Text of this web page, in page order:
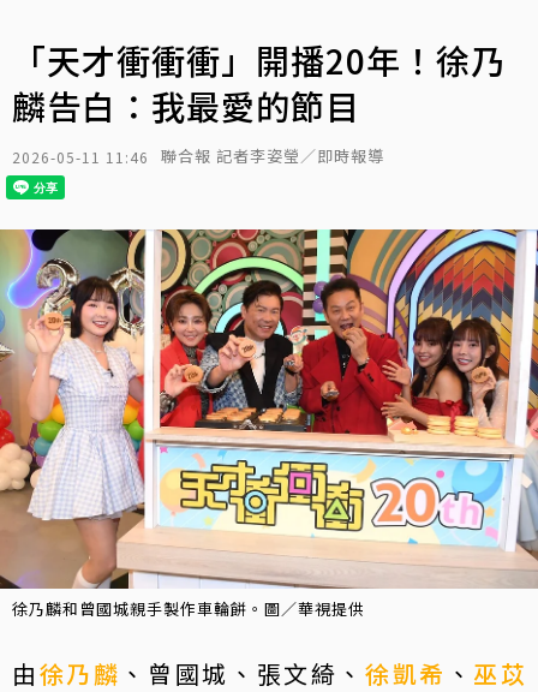
「天才衝衝衝」開播20年！徐乃
麟告白：我最愛的節目
2026-05-11 11:46 聯合報 記者李姿瑩／即時報導
徐乃麟和曾國城親手製作車輪餅。圖／華視提供
由徐乃麟 、曾國城、張文綺、 徐凱希 、 巫苡